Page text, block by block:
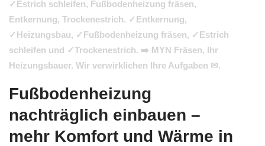
✓Estrich schleifen, Fußbodenheizung fräsen,
Entkernung, Trockenestrich. ✓Entkernung,
✓Heizungsbau, ✓Fußbodenheizung fräsen, ✓Estrich
schleifen und ✓Trockenestrich. ➡️ MYN Fräsen, Ihr
Heizungsbauer. Wir verwirklichen Ihre Aufgaben ✉.
Fußbodenheizung
nachträglich einbauen –
mehr Komfort und Wärme in